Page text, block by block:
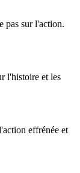
pas sur l'action.
l'histoire et les
effrénée et